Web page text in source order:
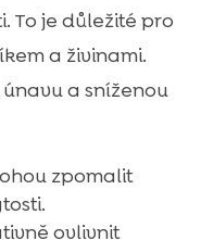
To je důležité pro
a živinami.
a sníženou
zpomalit
ovlivnit